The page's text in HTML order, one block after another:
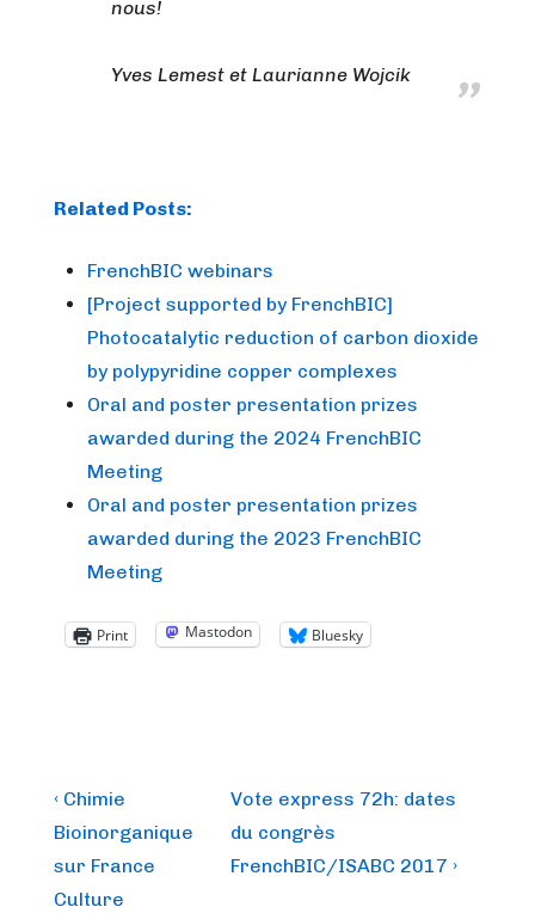
nous!
Yves Lemest et Laurianne Wojcik
Related Posts:
FrenchBIC webinars
[Project supported by FrenchBIC]
Photocatalytic reduction of carbon dioxide
by polypyridine copper complexes
Oral and poster presentation prizes
awarded during the 2024 FrenchBIC
Meeting
Oral and poster presentation prizes
awarded during the 2023 FrenchBIC
Meeting
Print Mastodon Bluesky
Post
navigation
Previous
Post
is
‹ Chimie
Bioinorganique
sur France
Culture
Next
Post
is
Vote express 72h: dates
du congrès
FrenchBIC/ISABC 2017 ›